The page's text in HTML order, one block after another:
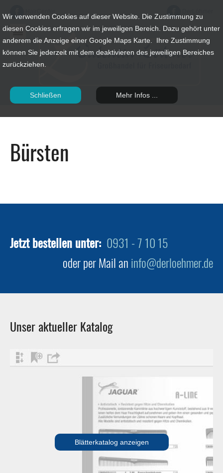
Wir verwenden Cookies auf dieser Website. Die Zustimmung zu
diesen Cookies erfragen wir im jeweiligen Bereich. Dazu gehört unter
anderem die Anzeige einer Google Maps Karte. Ihre Zustimmung
können Sie jederzeit mit dem deaktivieren des jeweiligen Bereiches
zurückziehen.
Schließen Mehr Infos ...
Bürsten
Jetzt bestellen unter: 0931 - 7 10 15
oder per Mail aninfo@derloehmer.de
Unser aktueller Katalog
Blätterkatalog anzeigen